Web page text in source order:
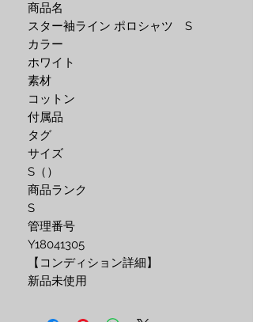
商品名
スター袖ライン ポロシャツ S
カラー
ホワイト
素材
コットン
付属品
タグ
サイズ
S（）
商品ランク
S
管理番号
Y18041305
【コンディション詳細】
新品未使用